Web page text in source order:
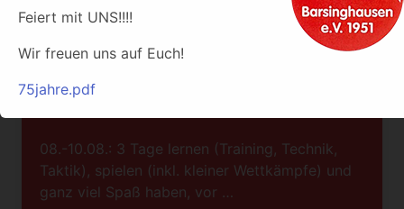
Feiert mit UNS!!!!
Wir freuen uns auf Euch!
75jahre.pdf
08.-10.08.: 3 Tage lernen (Training, Technik,
Taktik), spielen (inkl. kleiner Wettkämpfe) und
ganz viel Spaß haben, vor …